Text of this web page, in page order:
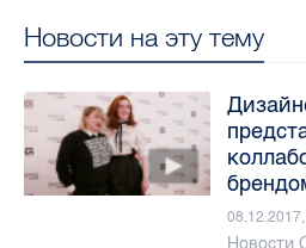
Новости на эту тему
Новости